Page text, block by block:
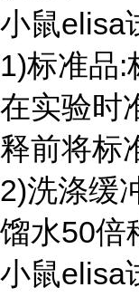
小鼠elisa
1)标准品:
在实验时
释前将标
2)洗涤缓
馏水50倍
小鼠elisa